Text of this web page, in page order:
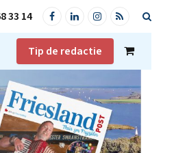
33 14 FacebookLinkedInInstagram
RSS
Tip de redactie
Shopping
Cart